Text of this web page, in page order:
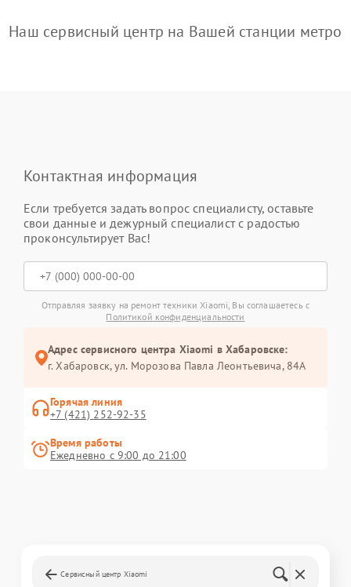
Наш сервисный центр на Вашей станции метро
Контактная информация
Если требуется задать вопрос специалисту, оставьте
свои данные и дежурный специалист с радостью
проконсультирует Вас!
Отправляя заявку на ремонт техники Xiaomi, Вы соглашаетесь с
Политикой конфиденциальности
Адрес сервисного центра Xiaomi в Хабаровске:
г. Хабаровск, ул. Морозова Павла Леонтьевича, 84А
Горячая линия
+7 (421) 252-92-35
Время работы
Ежедневно с 9:00 до 21:00
Сервисный центр Xiaomi